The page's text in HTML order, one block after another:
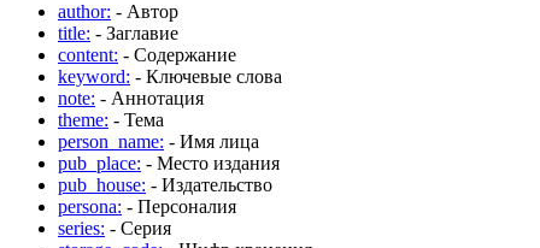
author: - Автор
title: - Заглавие
content: - Содержание
keyword: - Ключевые слова
note: - Аннотация
theme: - Тема
person_name: - Имя лица
pub_place: - Место издания
pub_house: - Издательство
persona: - Персоналия
series: - Серия